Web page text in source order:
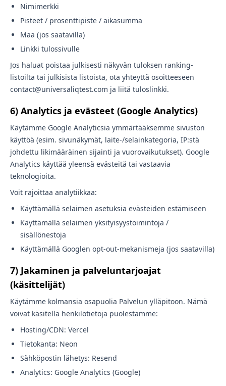
Nimimerkki
Pisteet / prosenttipiste / aikasumma
Maa (jos saatavilla)
Linkki tulossivulle
Jos haluat poistaa julkisesti näkyvän tuloksen ranking-
listoilta tai julkisista listoista, ota yhteyttä osoitteeseen
contact@universaliqtest.com ja liitä tuloslinkki.
6) Analytics ja evästeet (Google Analytics)
Käytämme Google Analyticsia ymmärtääksemme sivuston
käyttöä (esim. sivunäkymät, laite-/selainkategoria, IP:stä
johdettu likimääräinen sijainti ja vuorovaikutukset). Google
Analytics käyttää yleensä evästeitä tai vastaavia
teknologioita.
Voit rajoittaa analytiikkaa:
Käyttämällä selaimen asetuksia evästeiden estämiseen
Käyttämällä selaimen yksityisyystoimintoja /
sisällönestoja
Käyttämällä Googlen opt-out-mekanismeja (jos saatavilla)
7) Jakaminen ja palveluntarjoajat
(käsittelijät)
Käytämme kolmansia osapuolia Palvelun ylläpitoon. Nämä
voivat käsitellä henkilötietoja puolestamme:
Hosting/CDN: Vercel
Tietokanta: Neon
Sähköpostin lähetys: Resend
Analytics: Google Analytics (Google)